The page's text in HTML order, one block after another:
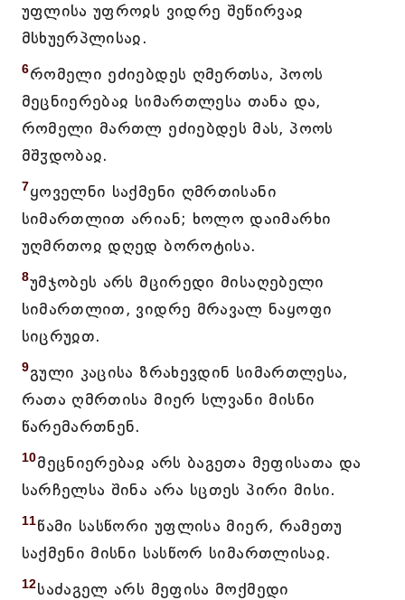
უფლისა უფროჲს ვიდრე შეწირვაჲ
მსხუერპლისაჲ.
6რომელი ეძიებდეს ღმერთსა, პოოს
მეცნიერებაჲ სიმართლესა თანა და,
რომელი მართლ ეძიებდეს მას, პოოს
მშჳდობაჲ.
7ყოველნი საქმენი ღმრთისანი
სიმართლით არიან; ხოლო დაიმარხი
უღმრთოჲ დღედ ბოროტისა.
8უმჯობეს არს მცირედი მისაღებელი
სიმართლით, ვიდრე მრავალ ნაყოფი
სიცრუჲთ.
9გული კაცისა ზრახევდინ სიმართლესა,
რათა ღმრთისა მიერ სლვანი მისნი
წარემართნენ.
10მეცნიერებაჲ არს ბაგეთა მეფისათა და
სარჩელსა შინა არა სცთეს პირი მისი.
11წამი სასწორი უფლისა მიერ, რამეთუ
საქმენი მისნი სასწორ სიმართლისაჲ.
12საძაგელ არს მეფისა მოქმედი